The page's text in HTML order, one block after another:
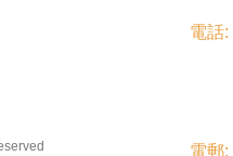
電話:
電郵: